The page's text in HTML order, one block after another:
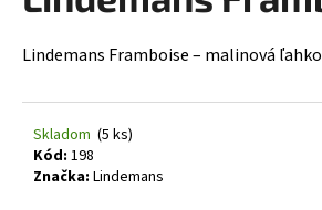
z
5
Lindemans Framboise – malinová
Skladom (5 ks)
Kód: 198
Značka: Lindemans
j
?